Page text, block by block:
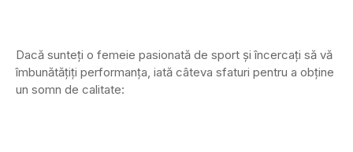
Dacă sunteți o femeie pasionată de sport și încercați să vă
îmbunătățiți performanța, iată câteva sfaturi pentru a obține
un somn de calitate: